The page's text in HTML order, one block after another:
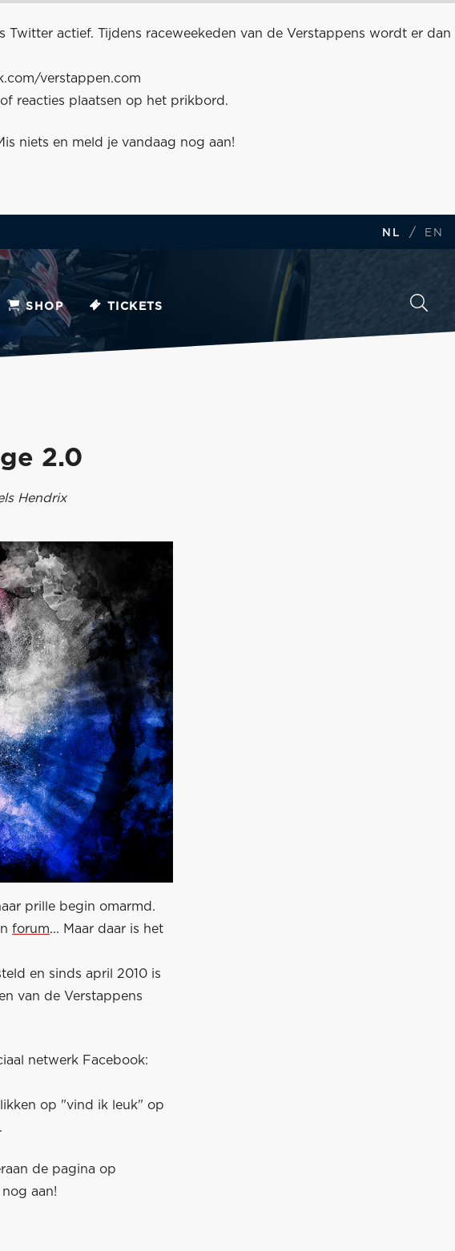
Twitter actief. Tijdens raceweekeden van de Verstappens wordt er dan
verstappen.com
reacties plaatsen op het prikbord.
niets en meld je vandaag nog aan!
NL / EN
SHOP TICKETS
2.0
Hendrix
prille begin omarmd.
forum... Maar daar is het
en sinds april 2010 is
van de Verstappens
netwerk Facebook:
op "vind ik leuk" op
de pagina op
aan!